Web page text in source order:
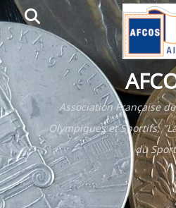
Association Française
Olympiques et Sportifs,
du
Search